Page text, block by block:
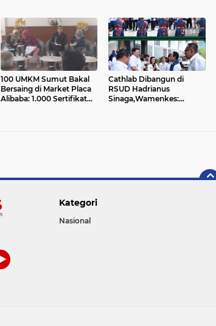
100 UMKM Sumut Bakal
Bersaing di Market Placa
Alibaba: 1.000 Sertifikat
Cathlab Dibangun di
RSUD Hadrianus
Sinaga,Wamenkes:
Kategori
Nasional